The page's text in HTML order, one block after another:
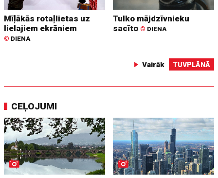
Mīļākās rotaļlietas uz
lielajiem ekrāniem
© DIENA
Tulko mājdzīvnieku
sacīto © DIENA
Vairāk TUVPLĀNĀ
CEĻOJUMI